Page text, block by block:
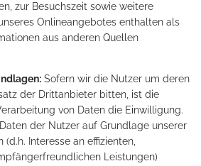
zur Besuchszeit sowie weitere
Onlineangebotes enthalten als
aus anderen Quellen
Sofern wir die Nutzer um deren
der Drittanbieter bitten, ist die
von Daten die Einwilligung.
der Nutzer auf Grundlage unserer
Interesse an effizienten,
Leistungen)